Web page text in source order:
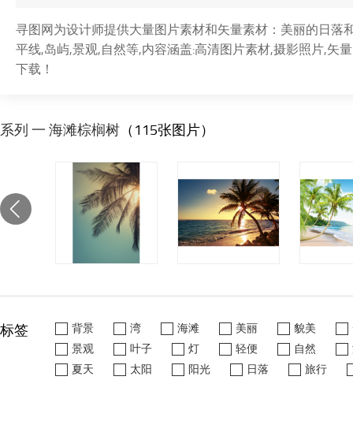
寻图网为设计师提供大量图片素材和矢量素材：美丽的日落
平线,岛屿,景观,自然等,内容涵盖:高清图片素材,摄影照片,矢
下载！
系列 一 海滩棕榈树 （115张图片）
标签 背景 湾 海滩 美丽 貌美
景观
叶子 灯 轻便 自然
夏天
太阳 阳光 日落 旅行